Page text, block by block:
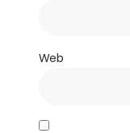
Web